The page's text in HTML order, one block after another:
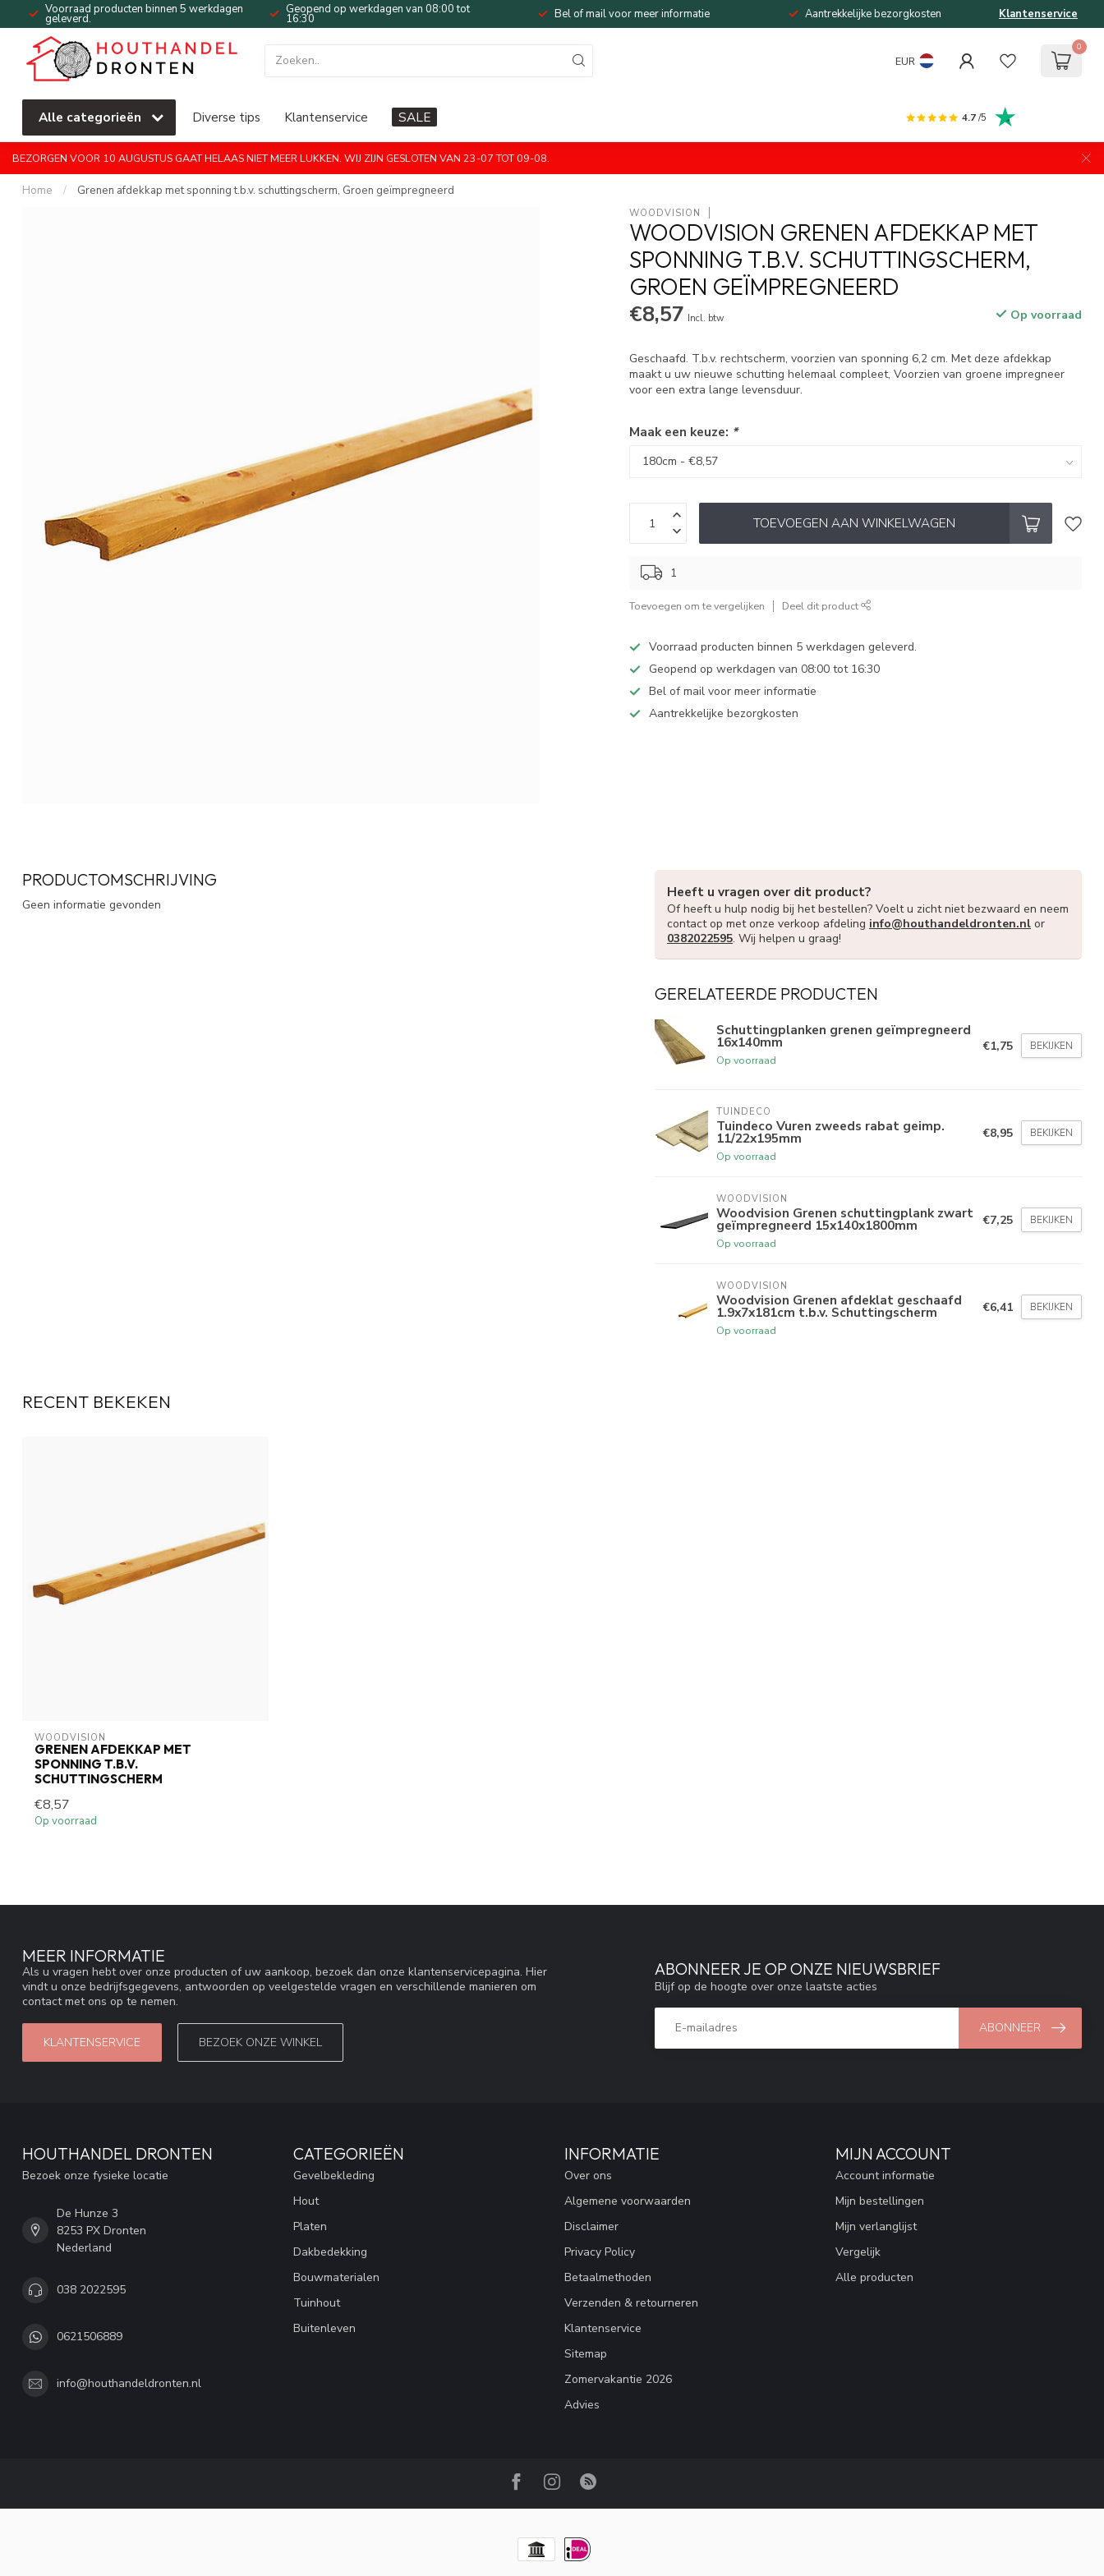
Voorraad producten binnen 5 werkdagen
geleverd.
Geopend op werkdagen van 08:00 tot
16:30 Bel of mail voor meer informatie Aantrekkelijke bezorgkosten Klantenservice
EUR
0
Alle categorieën Diverse tips Klantenservice SALE 4.7/5
BEZORGEN VOOR 10 AUGUSTUS GAAT HELAAS NIET MEER LUKKEN. WIJ ZIJN GESLOTEN VAN 23-07 TOT 09-08.
Home / Grenen afdekkap met sponning t.b.v. schuttingscherm, Groen geïmpregneerd
WOODVISION
WOODVISION GRENEN AFDEKKAP MET
SPONNING T.B.V. SCHUTTINGSCHERM,
GROEN GEÏMPREGNEERD
€8,57 Incl. btw Op voorraad
Geschaafd. T.b.v. rechtscherm, voorzien van sponning 6,2 cm. Met deze afdekkap
maakt u uw nieuwe schutting helemaal compleet, Voorzien van groene impregneer
voor een extra lange levensduur.
Maak een keuze: *
TOEVOEGEN AAN WINKELWAGEN
1
Toevoegen om te vergelijken Deel dit product
Voorraad producten binnen 5 werkdagen geleverd.
Geopend op werkdagen van 08:00 tot 16:30
Bel of mail voor meer informatie
Aantrekkelijke bezorgkosten
PRODUCTOMSCHRIJVING
Geen informatie gevonden
Heeft u vragen over dit product?
Of heeft u hulp nodig bij het bestellen? Voelt u zicht niet bezwaard en neem
contact op met onze verkoop afdeling info@houthandeldronten.nl or
0382022595. Wij helpen u graag!
GERELATEERDE PRODUCTEN
Schuttingplanken grenen geïmpregneerd
16x140mm
Op voorraad
€1,75 BEKIJKEN
TUINDECO
Tuindeco Vuren zweeds rabat geimp.
11/22x195mm
Op voorraad
€8,95 BEKIJKEN
WOODVISION
Woodvision Grenen schuttingplank zwart
geïmpregneerd 15x140x1800mm
Op voorraad
€7,25 BEKIJKEN
WOODVISION
Woodvision Grenen afdeklat geschaafd
1.9x7x181cm t.b.v. Schuttingscherm
Op voorraad
€6,41 BEKIJKEN
RECENT BEKEKEN
WOODVISION
GRENEN AFDEKKAP MET
SPONNING T.B.V.
SCHUTTINGSCHERM
€8,57
Op voorraad
MEER INFORMATIE
Als u vragen hebt over onze producten of uw aankoop, bezoek dan onze klantenservicepagina. Hier
vindt u onze bedrijfsgegevens, antwoorden op veelgestelde vragen en verschillende manieren om
contact met ons op te nemen.
KLANTENSERVICE BEZOEK ONZE WINKEL
ABONNEER JE OP ONZE NIEUWSBRIEF
Blijf op de hoogte over onze laatste acties
ABONNEER
HOUTHANDEL DRONTEN
Bezoek onze fysieke locatie
De Hunze 3
8253 PX Dronten
Nederland
038 2022595
0621506889
info@houthandeldronten.nl
CATEGORIEËN
Gevelbekleding
Hout
Platen
Dakbedekking
Bouwmaterialen
Tuinhout
Buitenleven
INFORMATIE
Over ons
Algemene voorwaarden
Disclaimer
Privacy Policy
Betaalmethoden
Verzenden & retourneren
Klantenservice
Sitemap
Zomervakantie 2026
Advies
MIJN ACCOUNT
Account informatie
Mijn bestellingen
Mijn verlanglijst
Vergelijk
Alle producten